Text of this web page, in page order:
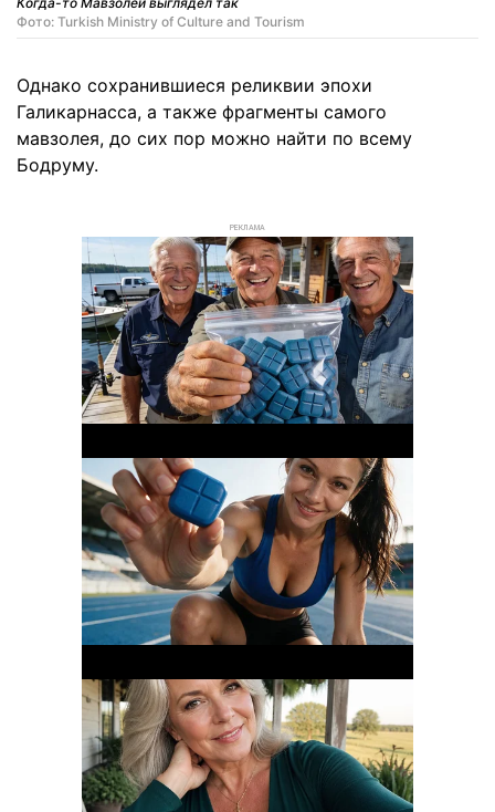
Фото: Turkish Ministry of Culture and Tourism
Однако сохранившиеся реликвии эпохи
Галикарнасса, а также фрагменты самого
мавзолея, до сих пор можно найти по всему
Бодруму.
РЕКЛАМА